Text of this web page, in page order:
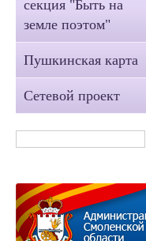
секция "Быть на
земле поэтом"
Пушкинская карта
Сетевой проект